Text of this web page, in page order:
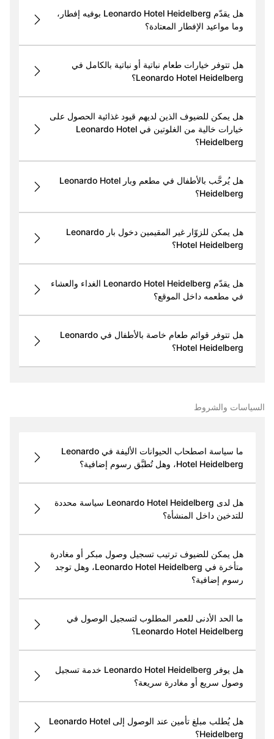
هل يقدّم Leonardo Hotel Heidelberg بوفيه إفطار،
وما مواعيد الإفطار المعتادة؟
هل تتوفر خيارات طعام نباتية أو نباتية بالكامل في
Leonardo Hotel Heidelberg؟
هل يمكن للضيوف الذين لديهم قيود غذائية الحصول على
خيارات خالية من الغلوتين في Leonardo Hotel
Heidelberg؟
هل يُرحَّب بالأطفال في مطعم وبار Leonardo Hotel
Heidelberg؟
هل يمكن للزوّار غير المقيمين دخول بار Leonardo
Hotel Heidelberg؟
هل يقدّم Leonardo Hotel Heidelberg الغداء والعشاء
في مطعمه داخل الموقع؟
هل تتوفر قوائم طعام خاصة بالأطفال في Leonardo
Hotel Heidelberg؟
السياسات والشروط
ما سياسة اصطحاب الحيوانات الأليفة في Leonardo
Hotel Heidelberg، وهل تُطبَّق رسوم إضافية؟
هل لدى Leonardo Hotel Heidelberg سياسة محددة
للتدخين داخل المنشأة؟
هل يمكن للضيوف ترتيب تسجيل وصول مبكر أو مغادرة
متأخرة في Leonardo Hotel Heidelberg، وهل توجد
رسوم إضافية؟
ما الحد الأدنى للعمر المطلوب لتسجيل الوصول في
Leonardo Hotel Heidelberg؟
هل يوفر Leonardo Hotel Heidelberg خدمة تسجيل
وصول سريع أو مغادرة سريعة؟
هل يُطلب مبلغ تأمين عند الوصول إلى Leonardo Hotel
Heidelberg؟